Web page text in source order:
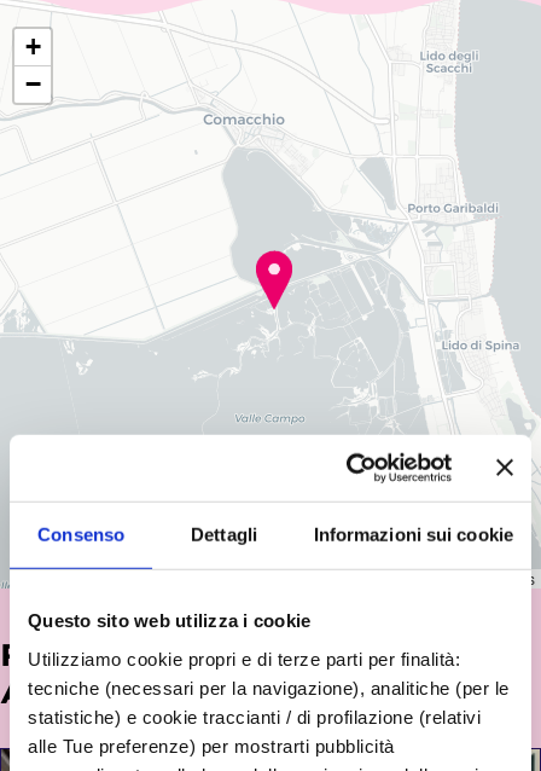
Consenso Dettagli Informazioni sui cookie
Questo sito web utilizza i cookie
Utilizziamo cookie propri e di terze parti per finalità:
tecniche (necessari per la navigazione), analitiche (per le
statistiche) e cookie traccianti / di profilazione (relativi
alle Tue preferenze) per mostrarti pubblicità
+
−
contributors
POTREBBE INTERESSARTI
ANCHE...